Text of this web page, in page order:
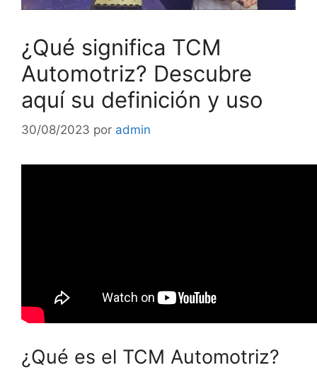
¿Qué significa TCM
Automotriz? Descubre
aquí su definición y uso
30/08/2023 por admin
¿Qué es el TCM Automotriz?